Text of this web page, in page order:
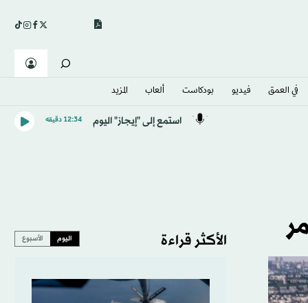
في العمق فيديو بودكاست ألعاب المزيد
استمع إلى "إيجاز" اليوم 12:34 دقيقه
الأكثر قراءة اليوم الأسبوع